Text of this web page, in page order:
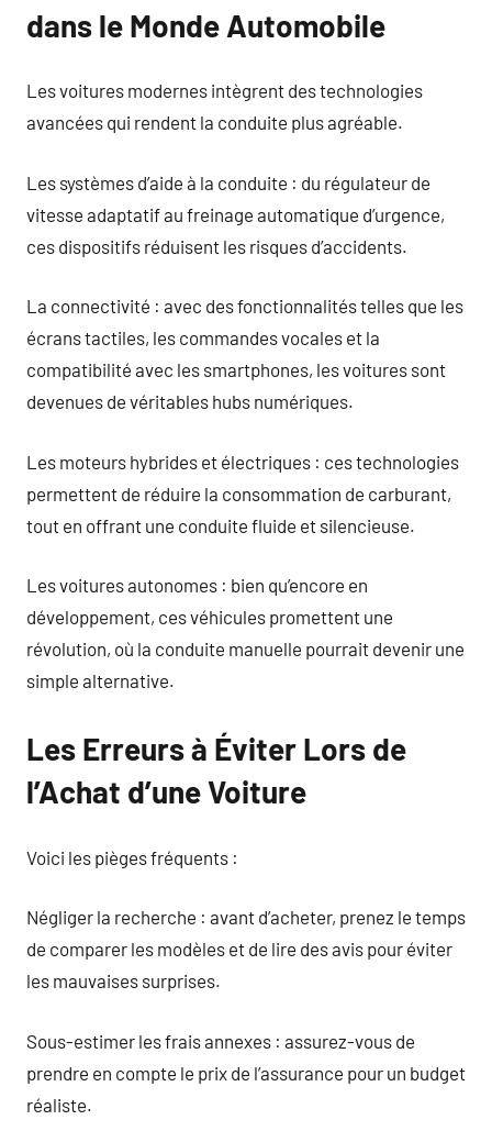
dans le Monde Automobile
Les voitures modernes intègrent des technologies
avancées qui rendent la conduite plus agréable.
Les systèmes d’aide à la conduite : du régulateur de
vitesse adaptatif au freinage automatique d’urgence,
ces dispositifs réduisent les risques d’accidents.
La connectivité : avec des fonctionnalités telles que les
écrans tactiles, les commandes vocales et la
compatibilité avec les smartphones, les voitures sont
devenues de véritables hubs numériques.
Les moteurs hybrides et électriques : ces technologies
permettent de réduire la consommation de carburant,
tout en offrant une conduite fluide et silencieuse.
Les voitures autonomes : bien qu’encore en
développement, ces véhicules promettent une
révolution, où la conduite manuelle pourrait devenir une
simple alternative.
Les Erreurs à Éviter Lors de
l’Achat d’une Voiture
Voici les pièges fréquents :
Négliger la recherche : avant d’acheter, prenez le temps
de comparer les modèles et de lire des avis pour éviter
les mauvaises surprises.
Sous-estimer les frais annexes : assurez-vous de
prendre en compte le prix de l’assurance pour un budget
réaliste.